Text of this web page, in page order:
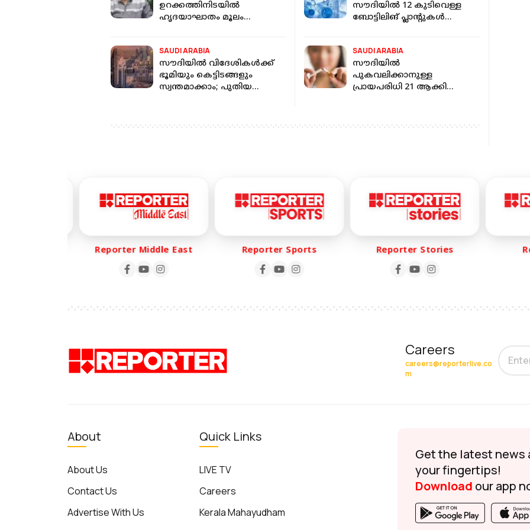
ഉറക്കത്തിനിടയിൽ
ഹൃദയാഘാതം മൂലം
സൗദിയിൽ 12 കുടിവെള്ള
ബോട്ടിലിങ് പ്ലാന്റുകൾ
SAUDI ARABIA
സൗദിയിൽ വിദേശികൾക്ക്
ഭൂമിയും കെട്ടിടങ്ങളും
സ്വന്തമാക്കാം; പുതിയ
SAUDI ARABIA
സൗദിയിൽ
പുകവലിക്കാനുള്ള
പ്രായപരിധി 21 ആക്കി
ഖാലിദ് ഫൗണ്ടേഷൻ
Reporter Middle East Reporter Sports Reporter Stories
Careers
careers@reporterlive.co
m
About
About Us
Contact Us
Advertise With Us
Quick Links
LIVE TV
Careers
Kerala Mahayudham
Get the latest news
your fingertips!
Download our app